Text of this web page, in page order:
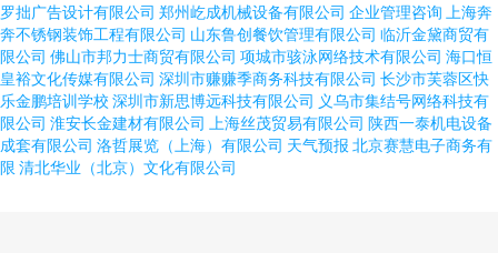
罗拙广告设计有限公司 郑州屹成机械设备有限公司 企业管理咨询 上海奔
奔不锈钢装饰工程有限公司 山东鲁创餐饮管理有限公司 临沂金黛商贸有
限公司 佛山市邦力士商贸有限公司 项城市骇泳网络技术有限公司 海口恒
皇裕文化传媒有限公司 深圳市赚赚季商务科技有限公司 长沙市芙蓉区快
乐金鹏培训学校 深圳市新思博远科技有限公司 义乌市集结号网络科技有
限公司 淮安长金建材有限公司 上海丝茂贸易有限公司 陕西一泰机电设备
成套有限公司 洛哲展览（上海）有限公司 天气预报 北京赛慧电子商务有
限 清北华业（北京）文化有限公司